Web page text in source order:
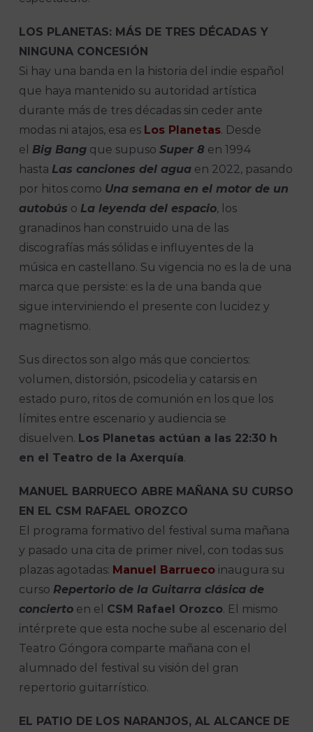
LOS PLANETAS: MÁS DE TRES DÉCADAS Y
NINGUNA CONCESIÓN
Si hay una banda en la historia del indie español
que haya mantenido su autoridad artística
durante más de tres décadas sin ceder ante
modas ni atajos, esa es Los Planetas. Desde
elBig Bang que supusoSuper 8 en 1994
hastaLas canciones del agua en 2022, pasando
por hitos como Una semana en el motor de un
autobús oLa leyenda del espacio, los
granadinos han construido una de las
discografías más sólidas e influyentes de la
música en castellano. Su vigencia no es la de una
marca que persiste: es la de una banda que
sigue interviniendo el presente con lucidez y
magnetismo.
Sus directos son algo más que conciertos:
volumen, distorsión, psicodelia y catarsis en
estado puro, ritos de comunión en los que los
límites entre escenario y audiencia se
disuelven. Los Planetas actúan a las 22:30 h
en el Teatro de la Axerquía.
MANUEL BARRUECO ABRE MAÑANA SU CURSO
EN EL CSM RAFAEL OROZCO
El programa formativo del festival suma mañana
y pasado una cita de primer nivel, con todas sus
plazas agotadas: Manuel Barrueco inaugura su
cursoRepertorio de la Guitarra clásica de
concierto en el CSM Rafael Orozco. El mismo
intérprete que esta noche sube al escenario del
Teatro Góngora comparte mañana con el
alumnado del festival su visión del gran
repertorio guitarrístico.
EL PATIO DE LOS NARANJOS, AL ALCANCE DE